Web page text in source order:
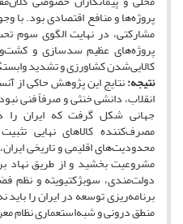
پروژه‌ها و منافع اقتصادی بود. با
مشارکتی، در نهایت الگوی سوم
پروژه‌های عظیم سدسازی و
کالایی‌شدن کشاورزی و تشدید
نتیجه‌:نتایج این پژوهش حاکی از
انقلاب، دانشی خنثی و صرفاً فنی
جهانی شکل گرفت که ایران را
مصرف‌کننده کالاهای نهایی
محدودیت‌های اقلیمی و تاریخی
مشروعیت بخشید و از طریق نهاد
دولت‌مندی، سوبژکتیویته و نظم
برنامه‌ریزی توسعه در ایران را
منطق درونی و شبه‌استعماری نظام